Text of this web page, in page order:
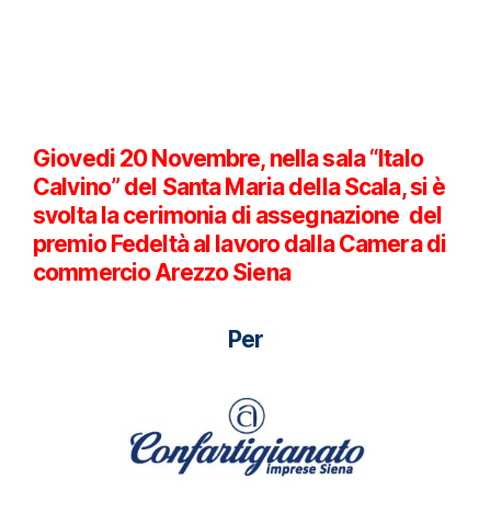
Giovedi 20 Novembre, nella sala “Italo
Calvino” del Santa Maria della Scala, si è
svolta la cerimonia di assegnazione del
premio Fedeltà al lavoro dalla Camera di
commercio Arezzo Siena
Per